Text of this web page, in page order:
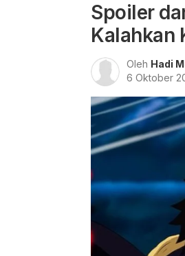
Spoiler
Kalahkan
Oleh Hadi
6 Oktober